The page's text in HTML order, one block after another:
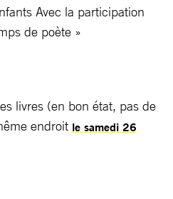
Avec la participation
de poète »
livres (en bon état, pas de
endroit le samedi 26